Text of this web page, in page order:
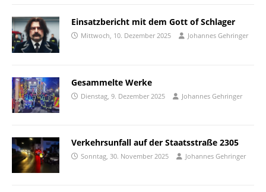
Einsatzbericht mit dem Gott of Schlager
Mittwoch, 10. Dezember 2025 Johannes Gehringer
Gesammelte Werke
Dienstag, 9. Dezember 2025 Johannes Gehringer
Verkehrsunfall auf der Staatsstraße 2305
Sonntag, 30. November 2025 Johannes Gehringer